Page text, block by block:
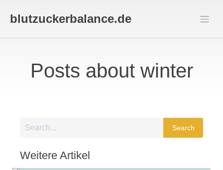
blutzuckerbalance.de
Posts about winter
Search
Weitere Artikel